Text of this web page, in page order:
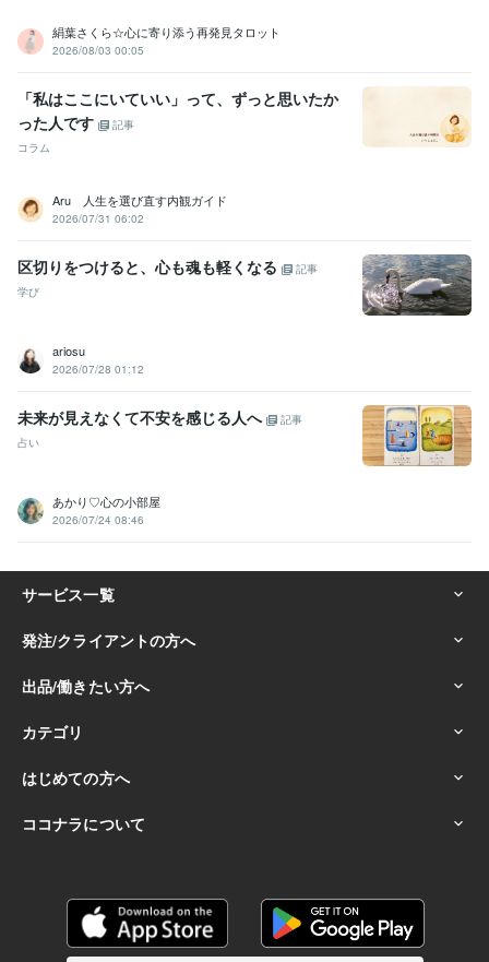
絹葉さくら☆心に寄り添う再発見タロット
2026/08/03 00:05
「私はここにいていい」って、ずっと思いたか
った人です
記事
コラム
Aru 人生を選び直す内観ガイド
2026/07/31 06:02
区切りをつけると、心も魂も軽くなる
記事
学び
ariosu
2026/07/28 01:12
未来が見えなくて不安を感じる人へ
記事
占い
あかり♡心の小部屋
2026/07/24 08:46